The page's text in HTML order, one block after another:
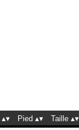
Pied
Taille